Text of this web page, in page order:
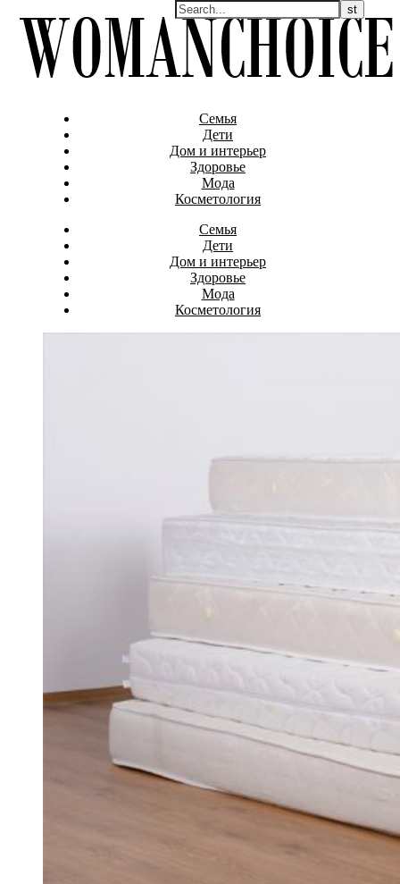
Семья
Дети
Дом и интерьер
Здоровье
Мода
Косметология
Семья
Дети
Дом и интерьер
Здоровье
Мода
Косметология